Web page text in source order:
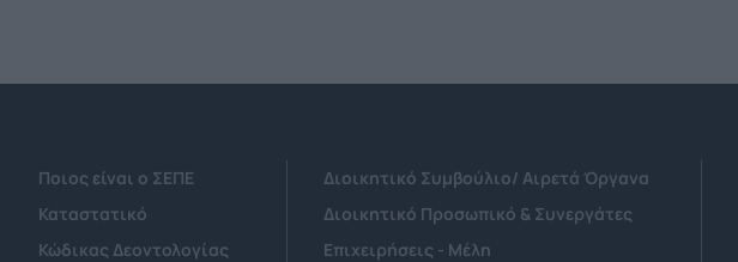
Ποιος είναι ο ΣΕΠΕ
Καταστατικό
Κώδικας Δεοντολογίας
Διοικητικό Συμβούλιο/ Αιρετά Όργανα
Διοικητικό Προσωπικό & Συνεργάτες
Επιχειρήσεις - Μέλη